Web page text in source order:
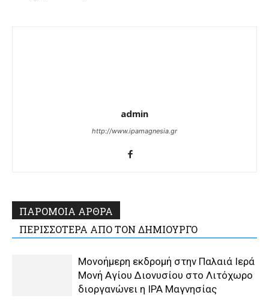
admin
http://www.ipamagnesia.gr
ΠΑΡΟΜΟΙΑ ΑΡΘΡΑ
ΠΕΡΙΣΣΟΤΕΡΑ ΑΠΟ ΤΟΝ ΔΗΜΙΟΥΡΓΟ
Μονοήμερη εκδρομή στην Παλαιά Ιερά
Μονή Αγίου Διονυσίου στο Λιτόχωρο
διοργανώνει η IPA Μαγνησίας